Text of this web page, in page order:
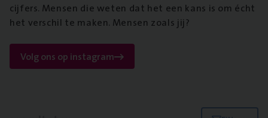
cijfers. Mensen die weten dat het een kans is om écht
het verschil te maken. Mensen zoals jij?
Volg ons op instagram